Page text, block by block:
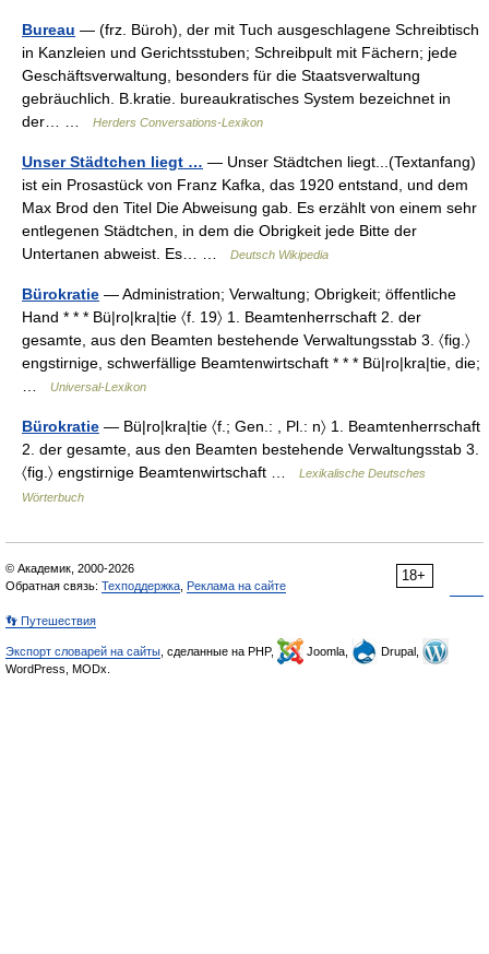
Bureau — (frz. Büroh), der mit Tuch ausgeschlagene Schreibtisch
in Kanzleien und Gerichtsstuben; Schreibpult mit Fächern; jede
Geschäftsverwaltung, besonders für die Staatsverwaltung
gebräuchlich. B.kratie. bureaukratisches System bezeichnet in
der… …
Herders Conversations-Lexikon
Unser Städtchen liegt … — Unser Städtchen liegt...(Textanfang)
ist ein Prosastück von Franz Kafka, das 1920 entstand, und dem
Max Brod den Titel Die Abweisung gab. Es erzählt von einem sehr
entlegenen Städtchen, in dem die Obrigkeit jede Bitte der
Untertanen abweist. Es… …
Deutsch Wikipedia
Bürokratie — Administration; Verwaltung; Obrigkeit; öffentliche
Hand * * * Bü|ro|kra|tie 〈f. 19〉 1. Beamtenherrschaft 2. der
gesamte, aus den Beamten bestehende Verwaltungsstab 3. 〈fig.〉
engstirnige, schwerfällige Beamtenwirtschaft * * * Bü|ro|kra|tie, die;
Universal-Lexikon
Bürokratie — Bü|ro|kra|tie 〈f.; Gen.: , Pl.: n〉 1. Beamtenherrschaft
2. der gesamte, aus den Beamten bestehende Verwaltungsstab 3.
〈fig.〉 engstirnige Beamtenwirtschaft …
Lexikalische Deutsches
Wörterbuch
18+
© Академик, 2000-2026
Обратная связь: Техподдержка Реклама на сайте
👣 Путешествия
Экспорт словарей на сайты , сделанные на PHP, Joomla,
Drupal,
WordPress, MODx.